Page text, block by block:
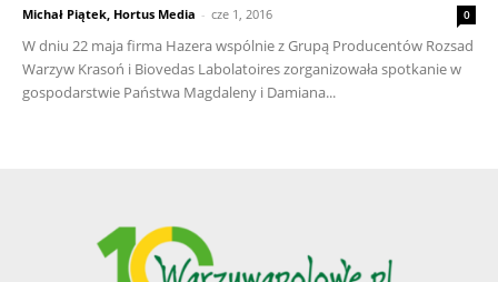
Michał Piątek, Hortus Media - cze 1, 2016 0
W dniu 22 maja firma Hazera wspólnie z Grupą Producentów Rozsad
Warzyw Krasoń i Biovedas Labolatoires zorganizowała spotkanie w
gospodarstwie Państwa Magdaleny i Damiana...